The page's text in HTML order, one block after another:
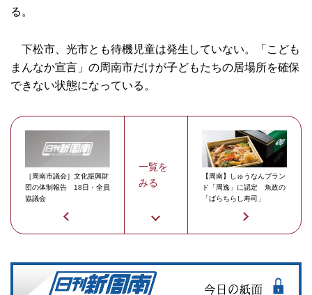
る。
下松市、光市とも待機児童は発生していない。「こども
まんなか宣言」の周南市だけが子どもたちの居場所を確保
できない状態になっている。
［周南市議会］文化振興財
団の体制報告 18日・全員
協議会
一覧を
みる
【周南】しゅうなんブラン
ド「周逸」に認定 魚政の
「ばらちらし寿司」